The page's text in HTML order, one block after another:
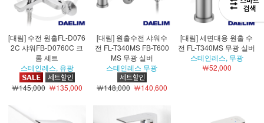
[대림] 수전 원홀FL-D076
2C 샤워FB-D0760C 크
롬 세트
스테인레스, 유광
￦145,000￦135,000
[대림] 원홀수전 샤워수
전 FL-T340MS FB-T600
MS 무광 실버
스테인레스 무광
￦148,000￦140,600
[대림] 세면대용 원홀 수
전 FL-T340MS 무광 실버
스테인레스, 무광
￦52,000